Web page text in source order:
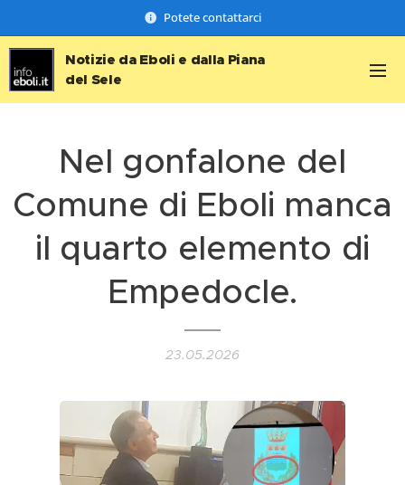
Potete contattarci
Notizie da Eboli e dalla Piana
del Sele
Nel gonfalone del
Comune di Eboli manca
il quarto elemento di
Empedocle.
23.05.2026